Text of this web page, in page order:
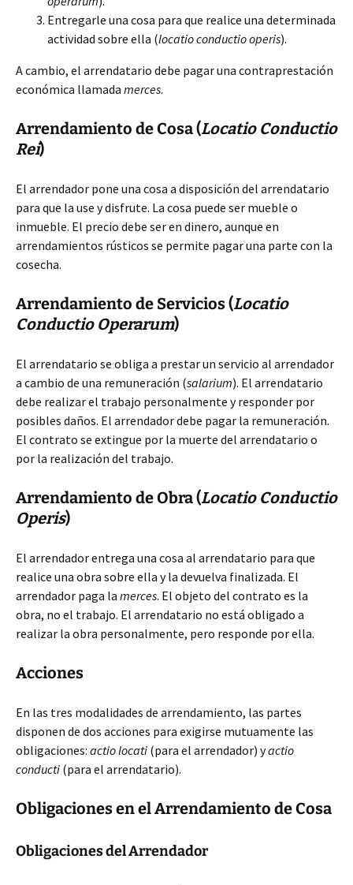
Entregarle una cosa para que realice una determinada
actividad sobre ella (locatio conductio operis).
A cambio, el arrendatario debe pagar una contraprestación
económica llamada merces.
Arrendamiento de Cosa (Locatio Conductio
Rei)
El arrendador pone una cosa a disposición del arrendatario
para que la use y disfrute. La cosa puede ser mueble o
inmueble. El precio debe ser en dinero, aunque en
arrendamientos rústicos se permite pagar una parte con la
cosecha.
Arrendamiento de Servicios (Locatio
Conductio Operarum)
El arrendatario se obliga a prestar un servicio al arrendador
a cambio de una remuneración (salarium). El arrendatario
debe realizar el trabajo personalmente y responder por
posibles daños. El arrendador debe pagar la remuneración.
El contrato se extingue por la muerte del arrendatario o
por la realización del trabajo.
Arrendamiento de Obra (Locatio Conductio
Operis)
El arrendador entrega una cosa al arrendatario para que
realice una obra sobre ella y la devuelva finalizada. El
arrendador paga la merces. El objeto del contrato es la
obra, no el trabajo. El arrendatario no está obligado a
realizar la obra personalmente, pero responde por ella.
Acciones
En las tres modalidades de arrendamiento, las partes
disponen de dos acciones para exigirse mutuamente las
obligaciones: actio locati (para el arrendador) yactio
conducti (para el arrendatario).
Obligaciones en el Arrendamiento de Cosa
Obligaciones del Arrendador